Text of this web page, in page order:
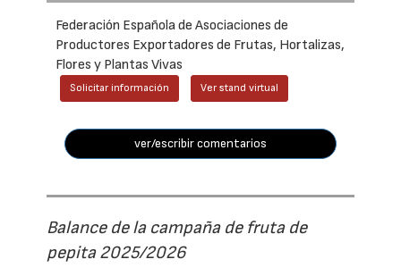
Federación Española de Asociaciones de
Productores Exportadores de Frutas, Hortalizas,
Flores y Plantas Vivas
Solicitar información Ver stand virtual
ver/escribir comentarios
Balance de la campaña de fruta de
pepita 2025/2026